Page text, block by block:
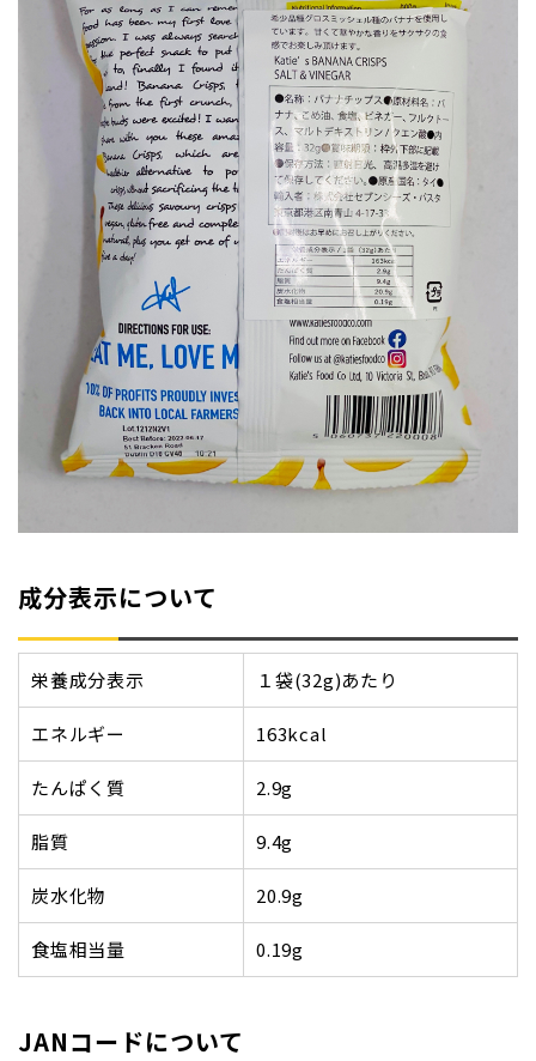
成分表示について
栄養成分表示 １袋(32g)あたり
エネルギー 163kcal
たんぱく質 2.9g
脂質 9.4g
炭水化物 20.9g
食塩相当量 0.19g
JANコードについて